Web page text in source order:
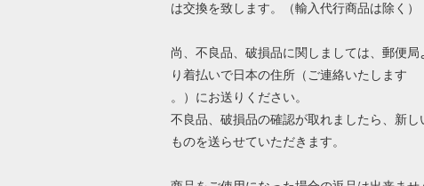
は交換を致します。（輸入代行商品は除く）
尚、不良品、破損品に関しましては、郵便局
り着払いで日本の住所（ご連絡いたします
。）にお送りください。
不良品、破損品の確認が取れましたら、新し
ものを送らせていただきます。